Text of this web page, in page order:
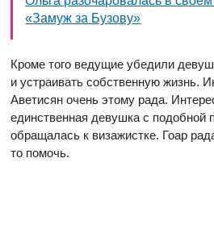
«Замуж за Бузову»
Кроме того ведущие убедили
и устраивать собственную жизнь.
Аветисян очень этому рада.
единственная девушка с подобной
обращалась к визажистке. Гоар
то помочь.